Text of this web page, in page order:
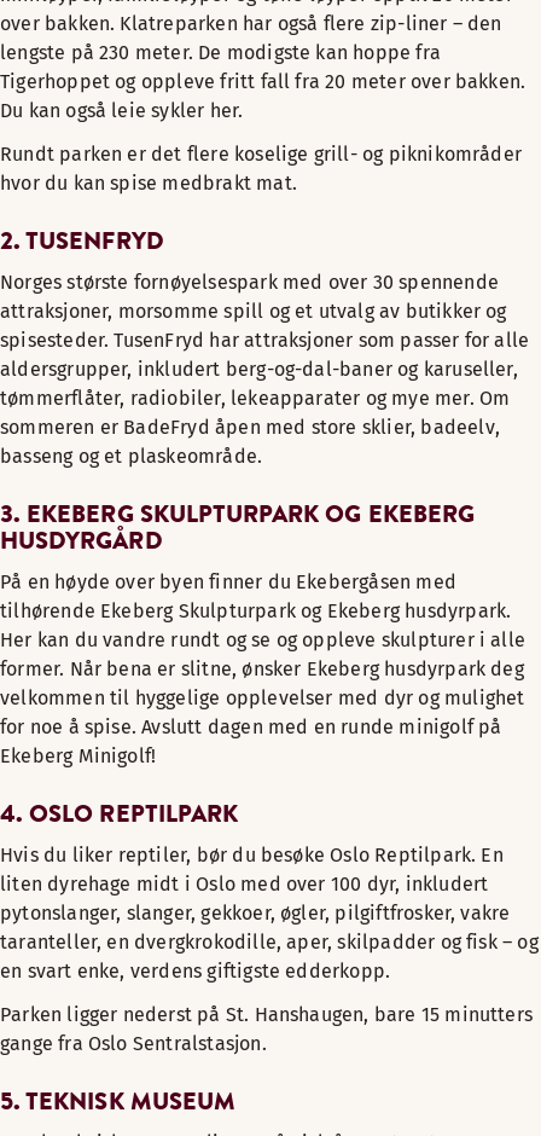
over bakken. Klatreparken har også flere zip-liner – den
lengste på 230 meter. De modigste kan hoppe fra
Tigerhoppet og oppleve fritt fall fra 20 meter over bakken.
Du kan også leie sykler her.
Rundt parken er det flere koselige grill- og piknikområder
hvor du kan spise medbrakt mat.
2. TUSENFRYD
Norges største fornøyelsespark med over 30 spennende
attraksjoner, morsomme spill og et utvalg av butikker og
spisesteder. TusenFryd har attraksjoner som passer for alle
aldersgrupper, inkludert berg-og-dal-baner og karuseller,
tømmerflåter, radiobiler, lekeapparater og mye mer. Om
sommeren er BadeFryd åpen med store sklier, badeelv,
basseng og et plaskeområde.
3. EKEBERG SKULPTURPARK OG EKEBERG
HUSDYRGÅRD
På en høyde over byen finner du Ekebergåsen med
tilhørende Ekeberg Skulpturpark og Ekeberg husdyrpark.
Her kan du vandre rundt og se og oppleve skulpturer i alle
former. Når bena er slitne, ønsker Ekeberg husdyrpark deg
velkommen til hyggelige opplevelser med dyr og mulighet
for noe å spise. Avslutt dagen med en runde minigolf på
Ekeberg Minigolf!
4. OSLO REPTILPARK
Hvis du liker reptiler, bør du besøke Oslo Reptilpark. En
liten dyrehage midt i Oslo med over 100 dyr, inkludert
pytonslanger, slanger, gekkoer, øgler, pilgiftfrosker, vakre
taranteller, en dvergkrokodille, aper, skilpadder og fisk – og
en svart enke, verdens giftigste edderkopp.
Parken ligger nederst på St. Hanshaugen, bare 15 minutters
gange fra Oslo Sentralstasjon.
5. TEKNISK MUSEUM